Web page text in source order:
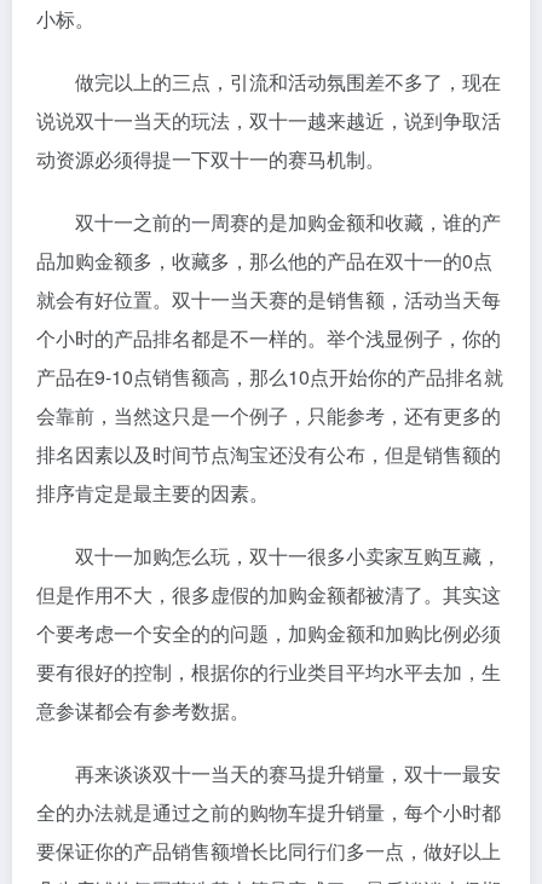
小标。
做完以上的三点，引流和活动氛围差不多了，现在
说说双十一当天的玩法，双十一越来越近，说到争取活
动资源必须得提一下双十一的赛马机制。
双十一之前的一周赛的是加购金额和收藏，谁的产
品加购金额多，收藏多，那么他的产品在双十一的0点
就会有好位置。双十一当天赛的是销售额，活动当天每
个小时的产品排名都是不一样的。举个浅显例子，你的
产品在9-10点销售额高，那么10点开始你的产品排名就
会靠前，当然这只是一个例子，只能参考，还有更多的
排名因素以及时间节点淘宝还没有公布，但是销售额的
排序肯定是最主要的因素。
双十一加购怎么玩，双十一很多小卖家互购互藏，
但是作用不大，很多虚假的加购金额都被清了。其实这
个要考虑一个安全的的问题，加购金额和加购比例必须
要有很好的控制，根据你的行业类目平均水平去加，生
意参谋都会有参考数据。
再来谈谈双十一当天的赛马提升销量，双十一最安
全的办法就是通过之前的购物车提升销量，每个小时都
要保证你的产品销售额增长比同行们多一点，做好以上